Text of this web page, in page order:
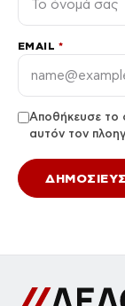
EMAIL *
Αποθήκευσε το
αυτόν τον